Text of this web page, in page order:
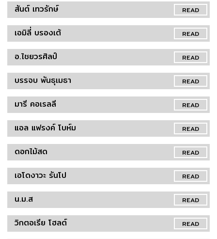
READ
สันต์ เทวรักษ์
READ
เอมิลี่ บรองเต้
READ
อ.ไชยวรศิลป์
READ
บรรจบ พันธุเมธา
READ
มารี คอเรลลี
READ
แอล แฟรงค์ โบห์ม
READ
ดอกไม้สด
READ
เอโดงาวะ รันโป
READ
น.ม.ส
READ
วิกตอเรีย โฮลต์